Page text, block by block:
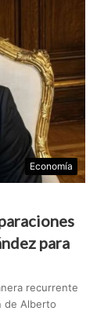
Economía
para
recurrente
de Alberto